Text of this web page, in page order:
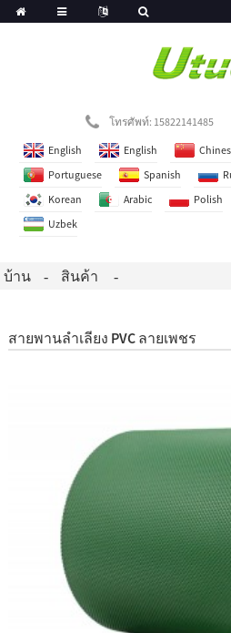
โทรศัพท์: 15822141485
English English
Portuguese
Spanish
Korean
Arabic Polish
Uzbek
บ้าน สินค้า
สายพานลำเลียง PVC ลายเพชร